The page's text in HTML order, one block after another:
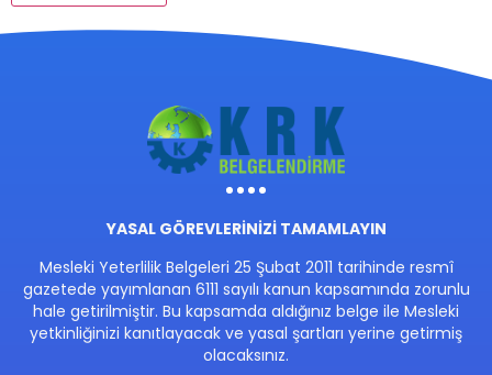
YASAL GÖREVLERİNİZİ TAMAMLAYIN
Mesleki Yeterlilik Belgeleri 25 Şubat 2011 tarihinde resmî
gazetede yayımlanan 6111 sayılı kanun kapsamında zorunlu
hale getirilmiştir. Bu kapsamda aldığınız belge ile Mesleki
yetkinliğinizi kanıtlayacak ve yasal şartları yerine getirmiş
olacaksınız.